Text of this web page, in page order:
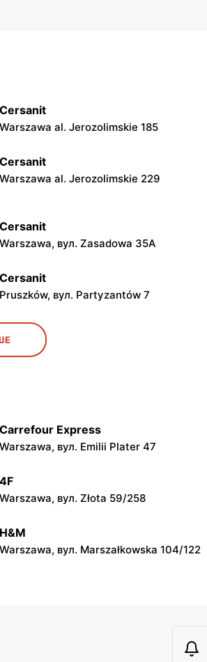
Cersanit
Warszawa al. Jerozolimskie 185
Cersanit
Warszawa al. Jerozolimskie 229
Cersanit
Warszawa, вул. Zasadowa 35A
Cersanit
Pruszków, вул. Partyzantów 7
Cersanit
Kobyłka, вул. Nadarzyńska 124
Michałów-Reginów, вул. Nowodworska 9
Boża Wola, вул. Klonowa 17
Carrefour Express
Warszawa, вул. Emilii Plater 47
4F
Warszawa, вул. Złota 59/258
H&M
Warszawa, вул. Marszałkowska 104/122